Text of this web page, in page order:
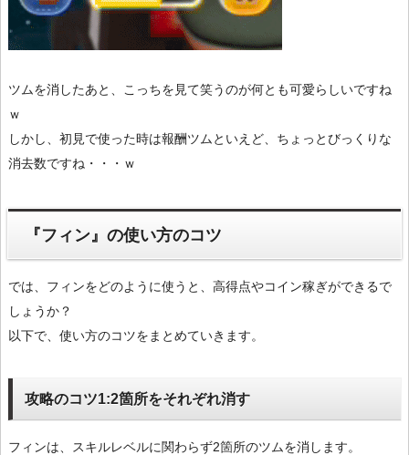
ツムを消したあと、こっちを見て笑うのが何とも可愛らしいですね
ｗ
しかし、初見で使った時は報酬ツムといえど、ちょっとびっくりな
消去数ですね・・・ｗ
『フィン』の使い方のコツ
では、フィンをどのように使うと、高得点やコイン稼ぎができるで
しょうか？
以下で、使い方のコツをまとめていきます。
攻略のコツ1:2箇所をそれぞれ消す
フィンは、スキルレベルに関わらず2箇所のツムを消します。